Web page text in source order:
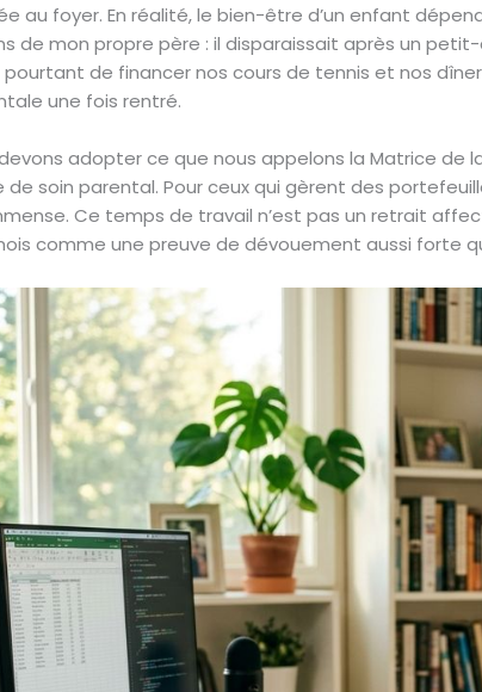
au foyer. En réalité, le bien-être d’un enfant
de mon propre père : il disparaissait après un
de financer nos cours de tennis et nos
une fois rentré.
devons adopter ce que nous appelons la Matrice
soin parental. Pour ceux qui gèrent des
Ce temps de travail n’est pas un retrait
comme une preuve de dévouement aussi forte